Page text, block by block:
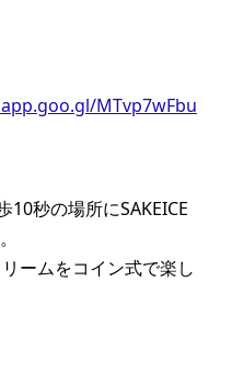
MTvp7wFbu
10秒の場所にSAKEICE
ームをコイン式で楽し